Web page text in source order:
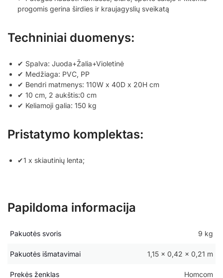
progomis gerina širdies ir kraujagyslių sveikatą
Techniniai duomenys:
✔ Spalva: Juoda+Žalia+Violetinė
✔ Medžiaga: PVC, PP
✔ Bendri matmenys: 110W x 40D x 20H cm
✔ 10 cm, 2 aukštis:0 cm
✔ Keliamoji galia: 150 kg
Pristatymo komplektas:
✔1 x skiautinių lenta;
Papildoma informacija
Pakuotės svoris 9 kg
Pakuotės išmatavimai 1,15 × 0,42 × 0,21 m
Prekės ženklas Homcom